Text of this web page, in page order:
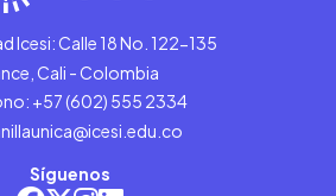
Icesi: Calle 18 No. 122-135
Cali - Colombia
+57 (602) 555 2334
Síguenos